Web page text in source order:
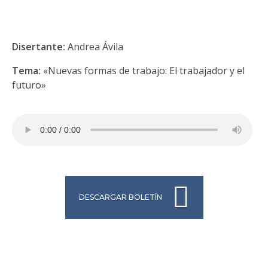
Disertante: Andrea Ávila
Tema: «Nuevas formas de trabajo: El trabajador y el
futuro»
DESCARGAR BOLETÍN